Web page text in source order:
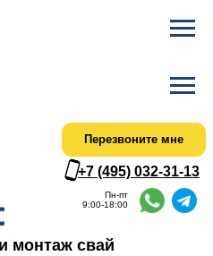
монтаж свай
Пн-пт
9:00-18:00
Перезвоните мне
+7 (495) 032-31-13